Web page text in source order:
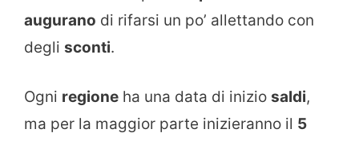
augurano di rifarsi un po’ allettando con
degli sconti.
Ogni regione ha una data di inizio saldi,
ma per la maggior parte inizieranno il 5